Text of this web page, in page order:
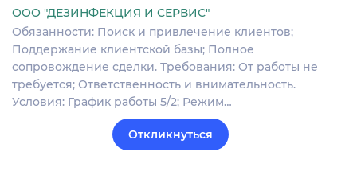
ООО "ДЕЗИНФЕКЦИЯ И СЕРВИС"
Обязанности: Поиск и привлечение клиентов;
Поддержание клиентской базы; Полное
сопровождение сделки. Требования: От работы не
требуется; Ответственность и внимательность.
Условия: График работы 5/2; Режим…
Откликнуться